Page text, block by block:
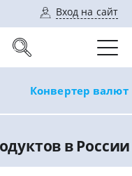
Вход на сайт
Конвертер валют
в России